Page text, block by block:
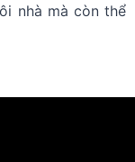
nhà mà còn thể